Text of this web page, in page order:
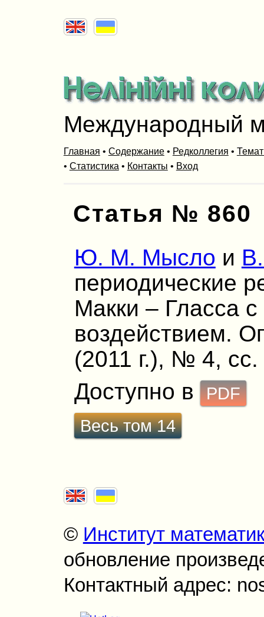
Международный
Главная • Содержание• Редколлегия •
• Статистика • Контакты • Вход
Статья № 860
Ю. М. Мысло и
периодические
Макки – Гласса
воздействием.
(2011 г.), № 4,
Доступно в
PDF
Весь том 14
© Институт
обновление
Контактный адрес: